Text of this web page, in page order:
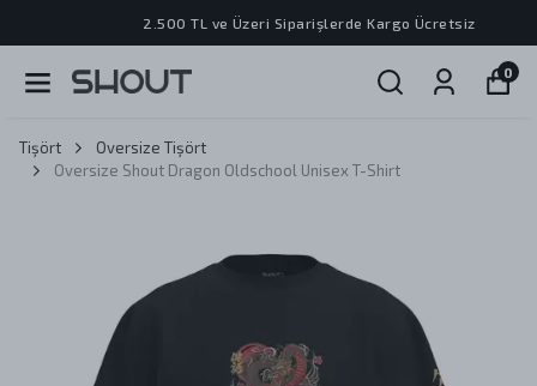
2.500 TL ve Üzeri Siparişlerde Kargo Ücretsiz
0
Tişört
Oversize Tişört
Oversize Shout Dragon Oldschool Unisex T-Shirt